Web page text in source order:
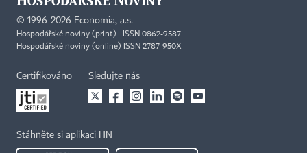
© 1996-2026 Economia, a.s.
Hospodářské noviny (print) ISSN 0862-9587
Hospodářské noviny (online) ISSN 2787-950X
Certifikováno Sledujte nás
Stáhněte si aplikaci HN